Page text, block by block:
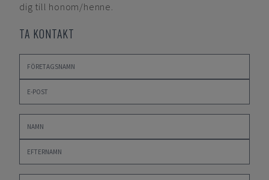
dig till honom/henne.
TA KONTAKT